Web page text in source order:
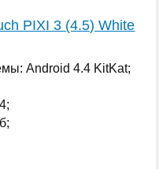
PIXI 3 (4.5) White
Android 4.4 KitKat;